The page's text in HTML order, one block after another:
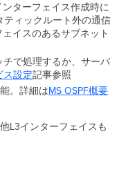
ンターフェイス作成時に
ティックルート外の通信
イスのあるサブネット
チで処理するか、サーバ
ス設定記事参照
。詳細はMS OSPF概要
L3インターフェイスも